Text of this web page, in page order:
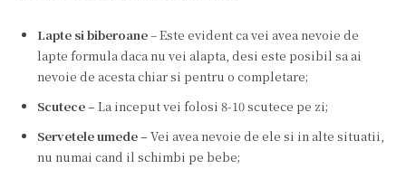
Lapte sibiberoane– Este evident ca vei avea nevoie de
lapte formula daca nu vei alapta, desi este posibil sa ai
nevoie de acesta chiar si pentru o completare;
Scutece – La inceput vei folosi 8-10 scutece pe zi;
Servetele umede – Vei avea nevoie de ele si in alte situatii,
nu numai cand il schimbi pe bebe;